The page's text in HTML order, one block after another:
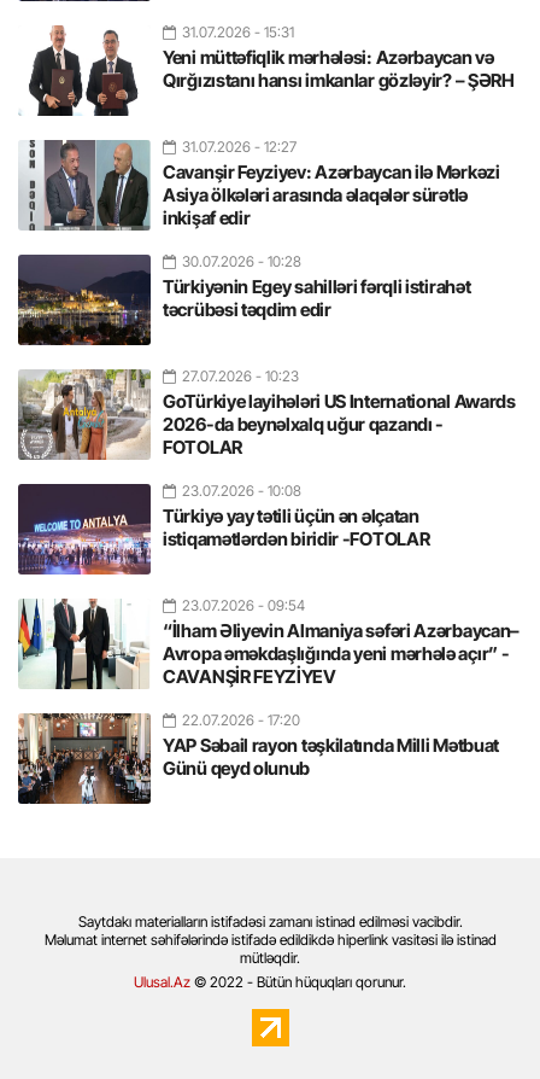
31.07.2026 - 15:31
Yeni müttəfiqlik mərhələsi: Azərbaycan və
Qırğızıstanı hansı imkanlar gözləyir? – ŞƏRH
31.07.2026 - 12:27
Cavanşir Feyziyev: Azərbaycan ilə Mərkəzi
Asiya ölkələri arasında əlaqələr sürətlə
inkişaf edir
30.07.2026 - 10:28
Türkiyənin Egey sahilləri fərqli istirahət
təcrübəsi təqdim edir
27.07.2026 - 10:23
GoTürkiye layihələri US International Awards
2026-da beynəlxalq uğur qazandı -
FOTOLAR
23.07.2026 - 10:08
Türkiyə yay tətili üçün ən əlçatan
istiqamətlərdən biridir -FOTOLAR
23.07.2026 - 09:54
“İlham Əliyevin Almaniya səfəri Azərbaycan–
Avropa əməkdaşlığında yeni mərhələ açır” -
CAVANŞİR FEYZİYEV
22.07.2026 - 17:20
YAP Səbail rayon təşkilatında Milli Mətbuat
Günü qeyd olunub
Saytdakı materialların istifadəsi zamanı istinad edilməsi vacibdir.
Məlumat internet səhifələrində istifadə edildikdə hiperlink vasitəsi ilə istinad
mütləqdir.
Ulusal.Az © 2022 - Bütün hüquqları qorunur.